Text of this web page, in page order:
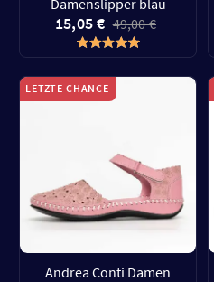
Damenslipper blau
15,05 € 49,00 €
LETZTE CHANCE
Andrea Conti Damen